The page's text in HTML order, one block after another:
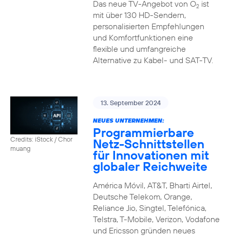
Das neue TV-Angebot von O2ist
mit über 130 HD-Sendern,
personalisierten Empfehlungen
und Komfortfunktionen eine
flexible und umfangreiche
Alternative zu Kabel- und SAT-TV.
Credits: iStock / Chor
muang
13. September 2024
NEUES UNTERNEHMEN:
Programmierbare
Netz-Schnittstellen
für Innovationen mit
globaler Reichweite
América Móvil, AT&T, Bharti Airtel,
Deutsche Telekom, Orange,
Reliance Jio, Singtel, Telefónica,
Telstra, T-Mobile, Verizon, Vodafone
und Ericsson gründen neues